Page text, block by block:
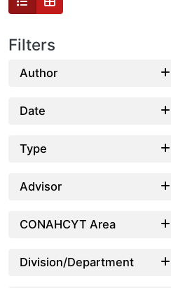
Filters
Author
Date
Type
Advisor
CONAHCYT Area
Division/Department